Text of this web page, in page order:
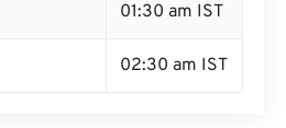
01:30 am IST
02:30 am IST